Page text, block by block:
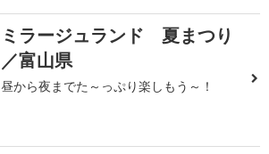
ミラージュランド 夏まつり
／富山県
昼から夜までた～っぷり楽しもう～！